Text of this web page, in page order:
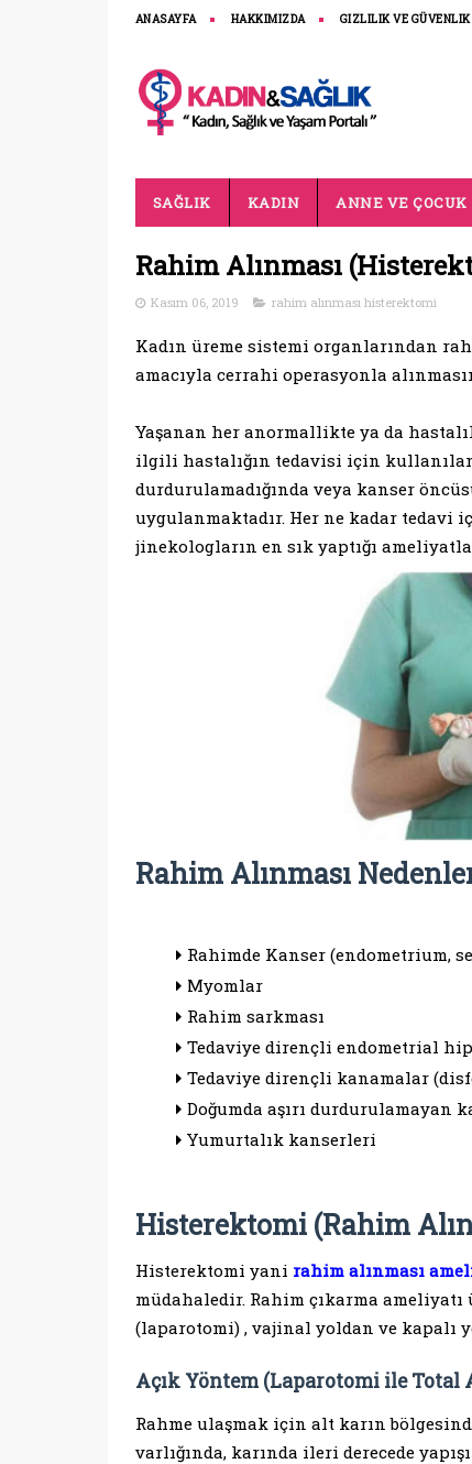
ANASAYFA HAKKIMIZDA GIZLILIK VE GÜVENLIK
SAĞLIK KADIN ANNE VE ÇOCUK
Rahim Alınması
Kasım 06, 2019 rahim alınması histerektomi
Kadın üreme sistemi organlarından
amacıyla cerrahi operasyonla
Yaşanan her anormallikte ya da
ilgili hastalığın tedavisi için
durdurulamadığında veya kanser
uygulanmaktadır. Her ne kadar
jinekologların en sık yaptığı
Rahim Alınması
Rahimde Kanser (endometrium,
Myomlar
Rahim sarkması
Tedaviye dirençli endometrial
Tedaviye dirençli kanamalar
Doğumda aşırı durdurulamayan
Yumurtalık kanserleri
Histerektomi (Rahim
Histerektomi yani rahim alınması
müdahaledir. Rahim çıkarma
(laparotomi) , vajinal yoldan ve kapalı
Açık Yöntem (Laparotomi ile
Rahme ulaşmak için alt karın
varlığında, karında ileri derecede